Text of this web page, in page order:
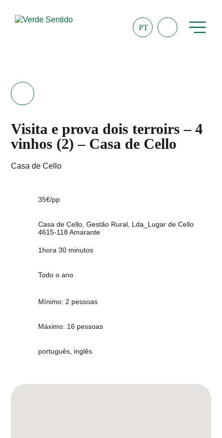
PT
Visita e prova dois terroirs – 4
vinhos (2) – Casa de Cello
Casa de Cello
35€/pp
Casa de Cello, Gestão Rural, Lda_Lugar de Cello
4615-118 Amarante
1hora 30 minutos
Todo o ano
Mínimo: 2 pessoas
Máximo: 16 pessoas
português, inglês